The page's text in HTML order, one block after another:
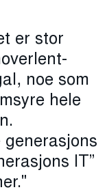
er stor
noe som
hele
generasjons
IT”